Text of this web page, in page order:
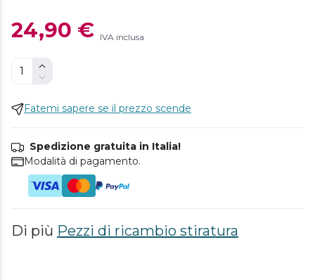
24,90 € IVA inclusa
Fatemi sapere se il prezzo scende
Spedizione gratuita in Italia!
Modalità di pagamento.
Di più Pezzi di ricambio stiratura